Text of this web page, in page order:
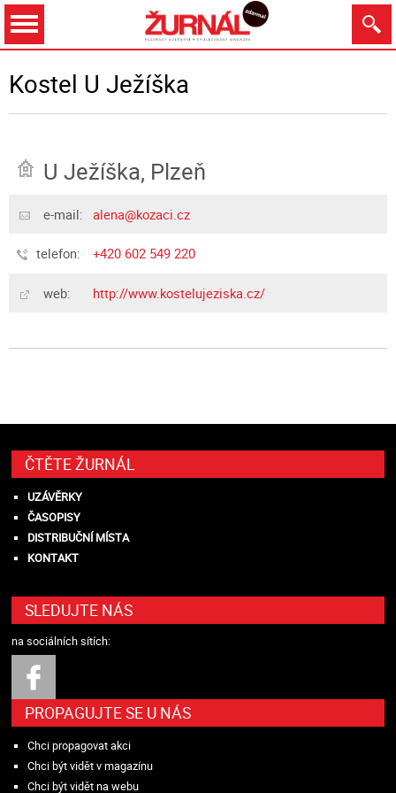
Kostel U Ježíška
U Ježíška, Plzeň
e-mail: alena@kozaci.cz
telefon: +420 602 549 220
web: http://www.kostelujeziska.cz/
ČTĚTE ŽURNÁL
UZÁVĚRKY
ČASOPISY
DISTRIBUČNÍ MÍSTA
KONTAKT
SLEDUJTE NÁS
na sociálních sítích:
PROPAGUJTE SE U NÁS
Chci propagovat akci
Chci být vidět v magazínu
Chci být vidět na webu